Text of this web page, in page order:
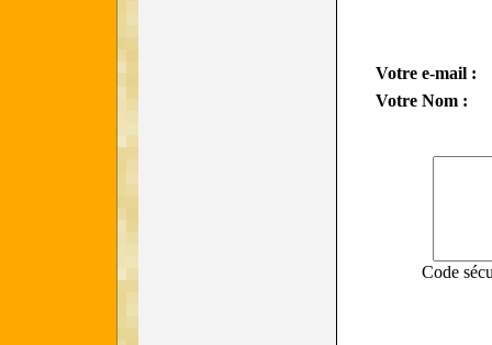
Votre e-mail :
Votre Nom :
Code